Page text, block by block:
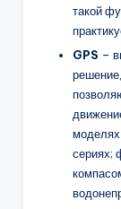
такой
GPS –
сериях;